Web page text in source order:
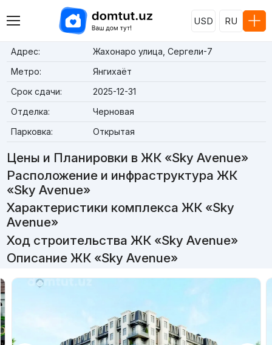
USD RU
Адрес:
Жахонаро улица, Сергели-7
Метро:
Янгихаёт
Срок сдачи:
2025-12-31
Отделка:
Черновая
Парковка:
Открытая
Цены и Планировки в ЖК «Sky Avenue»
Расположение и инфраструктура ЖК
«Sky Avenue»
Характеристики комплекса ЖК «Sky
Avenue»
Ход строительства ЖК «Sky Avenue»
Описание ЖК «Sky Avenue»